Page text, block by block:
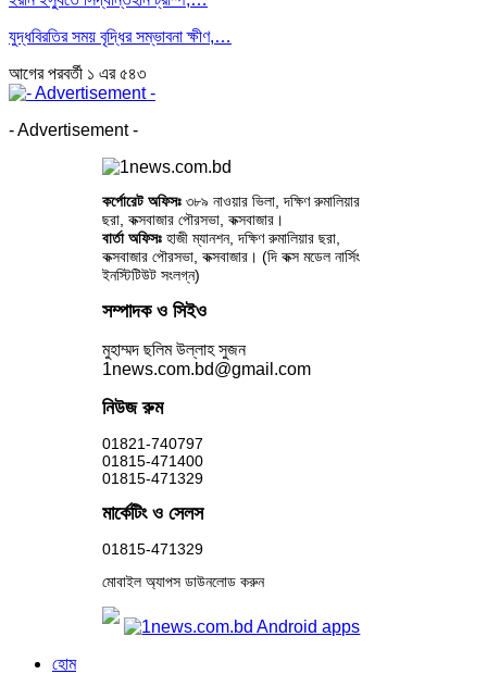
যুদ্ধবিরতির সময় বৃদ্ধির সম্ভাবনা ক্ষীণ,…
আগেরপরবর্তী ১ এর ৫৪৩
- Advertisement -
কর্পোরেট অফিসঃ ৩৮৯ নাওয়ার ভিলা, দক্ষিণ রুমালিয়ার
ছরা, কক্সবাজার পৌরসভা, কক্সবাজার।
বার্তা অফিসঃহাজী ম্যানশন, দক্ষিণ রুমালিয়ার ছরা,
কক্সবাজার পৌরসভা, কক্সবাজার। (দি কক্স মডেল নার্সিং
ইনস্টিটিউট সংলগ্ন)
সম্পাদক ও সিইও
মুহাম্মদ ছলিম উল্লাহ সুজন
1news.com.bd@gmail.com
নিউজ রুম
01821-740797
01815-471400
01815-471329
মার্কেটিং ও সেলস
01815-471329
মোবাইল অ্যাপস ডাউনলোড করুন
হোম